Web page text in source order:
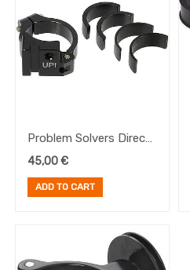
Problem Solvers Direct
Mount Adapter
45,00€
ADD TO CART